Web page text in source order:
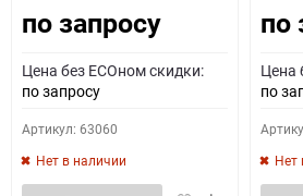
по запросу
Цена без ECOном скидки:
по запросу
Артикул: 63060
Нет в наличии
по
Цена
по
Нет